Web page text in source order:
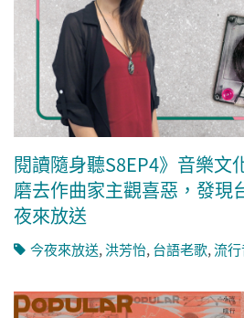
閱讀隨身聽S8EP4》音樂文
磨去作曲家主觀喜惡，發現
夜來放送
今夜來放送,洪芳怡,台語老歌,流